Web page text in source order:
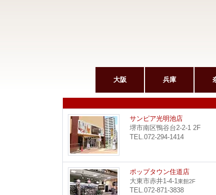
大阪 兵庫
サンピア光明池店
堺市南区鴨谷台2-2-1 2F
TEL.072-294-1414
ポップタウン住道店
大東市赤井1-4-1東館2F
TEL.072-871-3838